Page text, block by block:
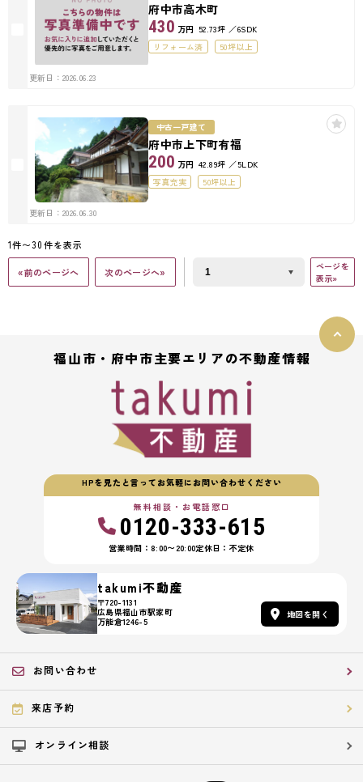
府中市高木町
430 万円 52.73坪
6SDK
リフォーム済
50坪以上
更新日：2026.06.23
中古一戸建て
府中市上下町有福
200 万円 42.89坪
5LDK
写真充実
50坪以上
更新日：2026.06.30
1件〜30件を表示
«前のページへ 次のページへ»
ページを
表示»
福山市・府中市主要エリアの不動産情報
HPを見たと言ってお気軽にお問い合わせください
無料相談・お電話窓口
0120-333-615
営業時間：8:00〜20:00定休日：不定休
takumi不動産
〒720-1131
広島県福山市駅家町
万能倉1246-5
地図を開く
お問い合わせ
来店予約
オンライン相談